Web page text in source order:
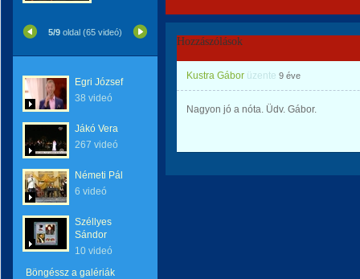
5/9 oldal (65 videó)
Egri József
38 videó
Jákó Vera
267 videó
Németi Pál
6 videó
Széllyes
Sándor
10 videó
Böngéssz a galériák
Hozzászólások
Kustra Gábor üzente 9 éve
Nagyon jó a nóta. Üdv. Gábor.